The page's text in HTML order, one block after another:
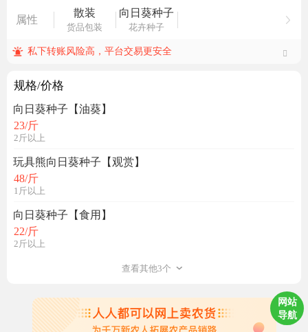
属性
散装
货品包装
向日葵种子
花卉种子
私下转账风险高，平台交易更安全
规格/价格
向日葵种子【油葵】
23/斤
2斤以上
玩具熊向日葵种子【观赏】
48/斤
1斤以上
向日葵种子【食用】
22/斤
2斤以上
查看其他3个
网站
导航